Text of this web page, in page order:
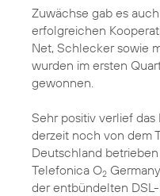
Zuwächse gab es
erfolgreichen
Net, Schlecker sowie
wurden im ersten
gewonnen.
Sehr positiv verlief
derzeit noch von dem
Deutschland
Telefonica O2
der entbündelten